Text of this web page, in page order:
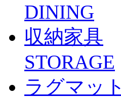
DINING
収納家具
STORAGE
ラグマット